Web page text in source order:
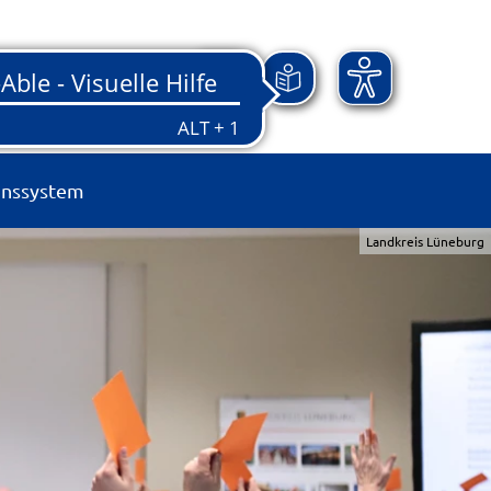
Landkreis Lüneburg